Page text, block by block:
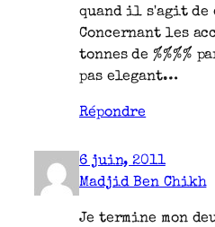
quand il s'agit
Concernant les
tonnes de %%%%
pas elegant…
Répondre
6 juin, 2011
Madjid Ben Chikh
Je termine mon